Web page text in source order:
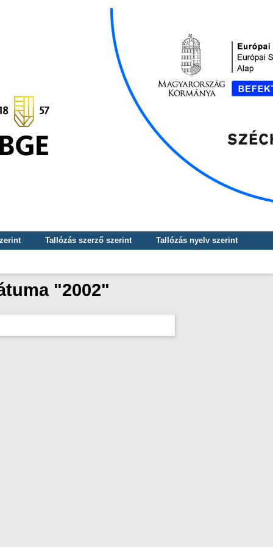
Tallózás szerző szerint Tallózás nyelv szerint
"2002"